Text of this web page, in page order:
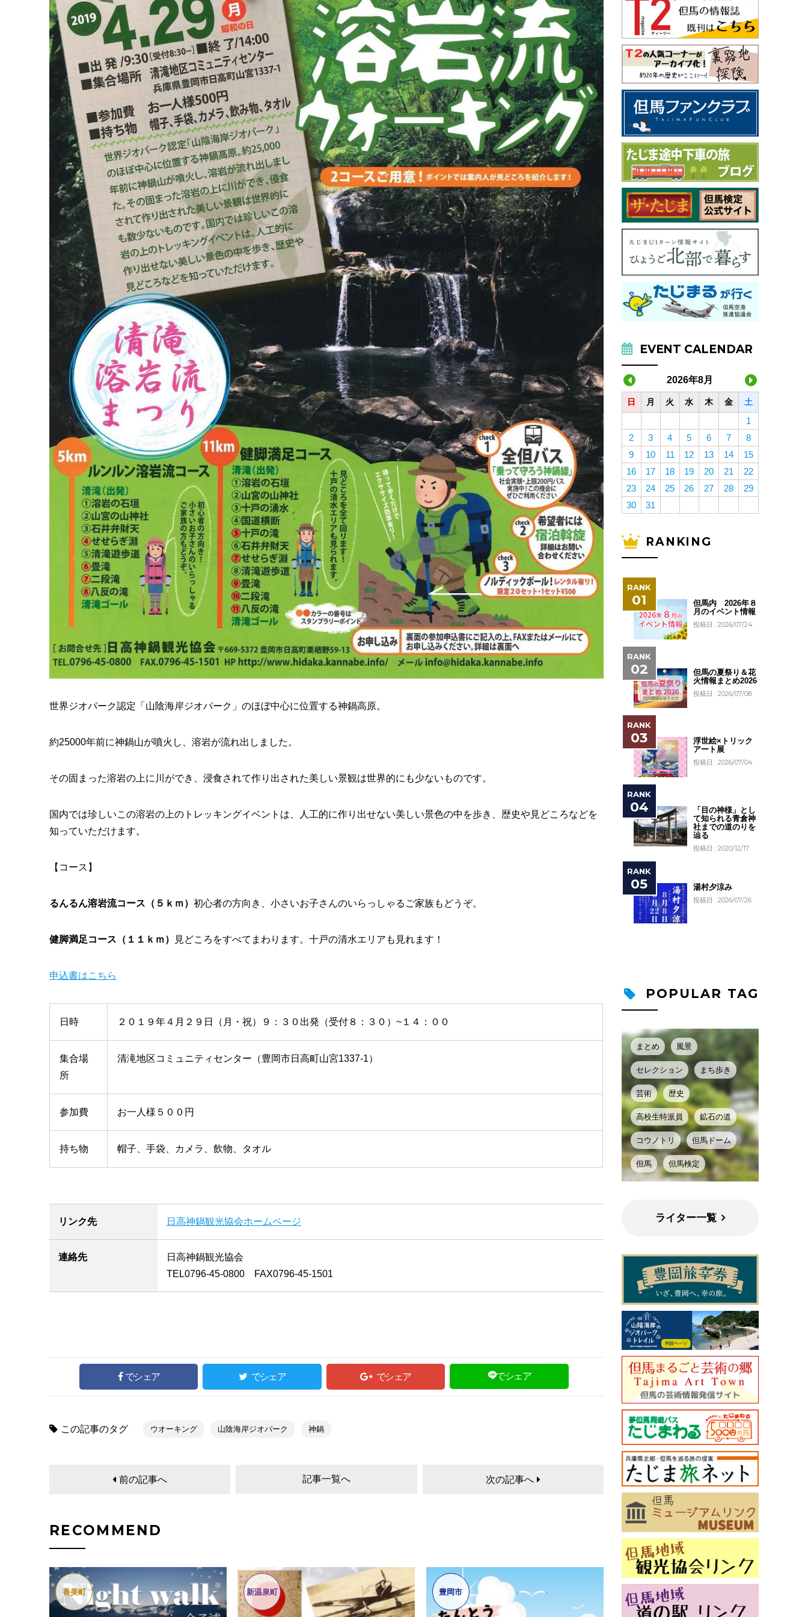
世界ジオパーク認定「山陰海岸ジオパーク」のほぼ中心に位置する神鍋高原。
約25000年前に神鍋山が噴火し、溶岩が流れ出しました。
その固まった溶岩の上に川ができ、浸食されて作り出された美しい景観は世界的にも少ないものです。
国内では珍しいこの溶岩の上のトレッキングイベントは、人工的に作り出せない美しい景色の中を歩き、歴史や見どころなどを
知っていただけます。
【コース】
るんるん溶岩流コース（５ｋｍ） 初心者の方向き、小さいお子さんのいらっしゃるご家族もどうぞ。
健脚満足コース（１１ｋｍ） 見どころをすべてまわります。十戸の清水エリアも見れます！
申込書はこちら
日時 ２０１９年４月２９日（月・祝）９：３０出発（受付８：３０）~１４：００
集合場
所
清滝地区コミュニティセンター（豊岡市日高町山宮1337-1）
参加費 お一人様５００円
持ち物 帽子、手袋、カメラ、飲物、タオル
リンク先 日高神鍋観光協会ホームページ
連絡先
日高神鍋観光協会
TEL0796-45-0800 FAX0796-45-1501
でシェア でシェア でシェア でシェア
この記事のタグ ウオーキング 山陰海岸ジオパーク 神鍋
前の記事へ 記事一覧へ 次の記事へ
RECOMMEND
香美町 新温泉町 豊岡市
EVENT CALENDAR
2026年8月
日 月 火 水 木 金 土
1
2
3 4 5 6 7
8
9
10 11 12 13 14
15
16
17 18 19 20 21
22
23
24 25 26 27 28
29
30
31
RANKING
但馬内 2026年８
月のイベント情報
投稿日 : 2026/07/24
但馬の夏祭り＆花
火情報まとめ2026
投稿日 : 2026/07/08
浮世絵×トリック
アート展
投稿日 : 2026/07/04
「目の神様」とし
て知られる青倉神
社までの道のりを
辿る
投稿日 : 2020/12/17
湯村夕涼み
投稿日 : 2026/07/26
POPULAR TAG
まとめ 風景
セレクション まち歩き
芸術 歴史
高校生特派員 鉱石の道
コウノトリ 但馬ドーム
但馬 但馬検定
ライター一覧